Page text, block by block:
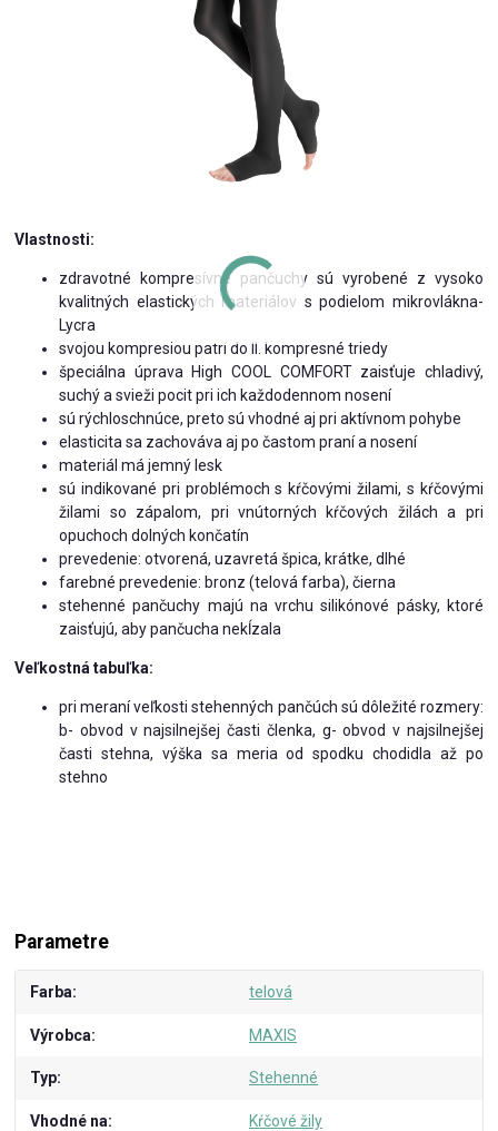
Vlastnosti:
zdravotné kompresívne pančuchy sú vyrobené z vysoko
kvalitných elastických materiálov s podielom mikrovlákna-
Lycra
svojou kompresiou patrí do II. kompresné triedy
špeciálna úprava High COOL COMFORT zaisťuje chladivý,
suchý a svieži pocit pri ich každodennom nosení
sú rýchloschnúce, preto sú vhodné aj pri aktívnom pohybe
elasticita sa zachováva aj po častom praní a nosení
materiál má jemný lesk
sú indikované pri problémoch s kŕčovými žilami, s kŕčovými
žilami so zápalom, pri vnútorných kŕčových žilách a pri
opuchoch dolných končatín
prevedenie: otvorená, uzavretá špica, krátke, dlhé
farebné prevedenie: bronz (telová farba), čierna
stehenné pančuchy majú na vrchu silikónové pásky, ktoré
zaisťujú, aby pančucha nekĺzala
Veľkostná tabuľka:
pri meraní veľkosti stehenných pančúch sú dôležité rozmery:
b- obvod v najsilnejšej časti členka, g- obvod v najsilnejšej
časti stehna, výška sa meria od spodku chodidla až po
stehno
Parametre
Farba telová
Výrobca MAXIS
Typ Stehenné
Vhodné na Kŕčové žily